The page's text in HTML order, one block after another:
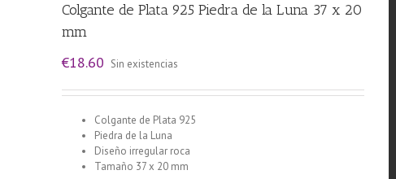
Colgante de Plata 925 Piedra de la Luna 37 x 20
mm
€18.60 Sin existencias
Colgante de Plata 925
Piedra de la Luna
Diseño irregular roca
Tamaño 37 x 20 mm